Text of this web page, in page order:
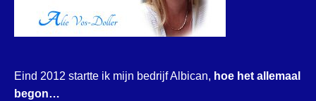
Eind 2012 startte ik mijn bedrijf Albican, hoe het allemaal
begon…